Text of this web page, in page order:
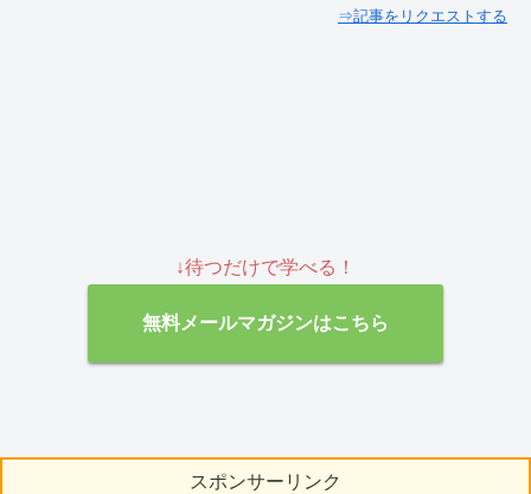
⇒記事をリクエストする
↓待つだけで学べる！
無料メールマガジンはこちら
スポンサーリンク